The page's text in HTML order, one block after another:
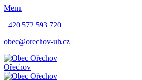
Menu
+420 572 593 720
obec@orechov-uh.cz
Ořechov